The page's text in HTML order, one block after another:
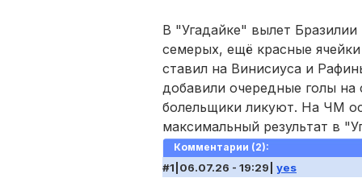
В "Угадайке" вылет
семерых, ещё красные
ставил на Винисиуса и
добавили очередные голы
болельщики ликуют. На ЧМ
максимальный результат в
Комментарии (2):
#1|06.07.26 - 19:29| yes